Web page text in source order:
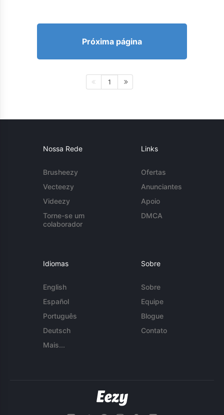
Próxima página
1
Nossa Rede
Brusheezy
Vecteezy
Videezy
Torne-se um
colaborador
Links
Ofertas
Anunciantes
Apoio
DMCA
Idiomas
English
Español
Português
Deutsch
Mais...
Sobre
Sobre
Equipe
Blogue
Contato